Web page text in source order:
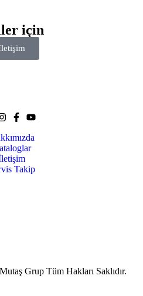
için
Takip
Grup Tüm Hakları Saklıdır.